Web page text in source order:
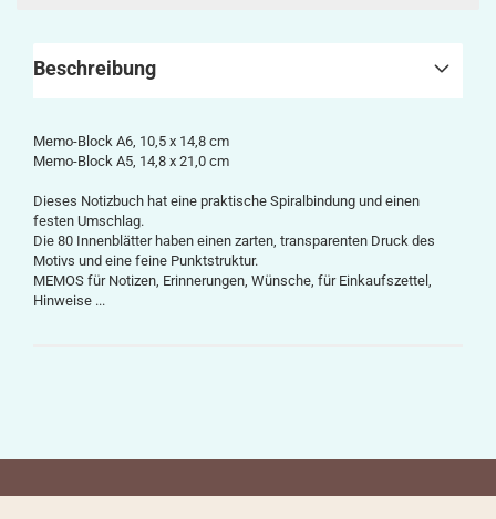
Beschreibung
Memo-Block A6, 10,5 x 14,8 cm
Memo-Block A5, 14,8 x 21,0 cm
Dieses Notizbuch hat eine praktische Spiralbindung und einen
festen Umschlag.
Die 80 Innenblätter haben einen zarten, transparenten Druck des
Motivs und eine feine Punktstruktur.
MEMOS für Notizen, Erinnerungen, Wünsche, für Einkaufszettel,
Hinweise ...